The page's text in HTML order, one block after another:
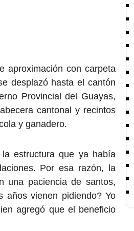
aproximación con carpeta
desplazó hasta el cantón
Provincial del Guayas,
cantonal y recintos
y ganadero.
estructura que ya había
Por esa razón, la
una paciencia de santos,
años vienen pidiendo? Yo
agregó que el beneficio